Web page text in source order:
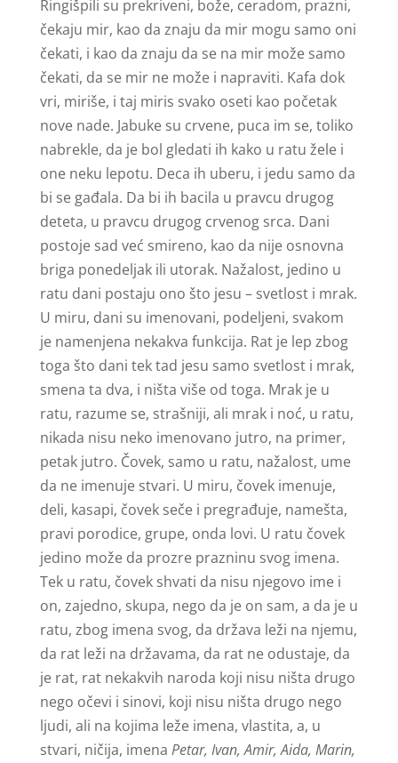
Ringišpili su prekriveni, bože, ceradom, prazni,
čekaju mir, kao da znaju da mir mogu samo oni
čekati, i kao da znaju da se na mir može samo
čekati, da se mir ne može i napraviti. Kafa dok
vri, miriše, i taj miris svako oseti kao početak
nove nade. Jabuke su crvene, puca im se, toliko
nabrekle, da je bol gledati ih kako u ratu žele i
one neku lepotu. Deca ih uberu, i jedu samo da
bi se gađala. Da bi ih bacila u pravcu drugog
deteta, u pravcu drugog crvenog srca. Dani
postoje sad već smireno, kao da nije osnovna
briga ponedeljak ili utorak. Nažalost, jedino u
ratu dani postaju ono što jesu – svetlost i mrak.
U miru, dani su imenovani, podeljeni, svakom
je namenjena nekakva funkcija. Rat je lep zbog
toga što dani tek tad jesu samo svetlost i mrak,
smena ta dva, i ništa više od toga. Mrak je u
ratu, razume se, strašniji, ali mrak i noć, u ratu,
nikada nisu neko imenovano jutro, na primer,
petak jutro. Čovek, samo u ratu, nažalost, ume
da ne imenuje stvari. U miru, čovek imenuje,
deli, kasapi, čovek seče i pregrađuje, namešta,
pravi porodice, grupe, onda lovi. U ratu čovek
jedino može da prozre prazninu svog imena.
Tek u ratu, čovek shvati da nisu njegovo ime i
on, zajedno, skupa, nego da je on sam, a da je u
ratu, zbog imena svog, da država leži na njemu,
da rat leži na državama, da rat ne odustaje, da
je rat, rat nekakvih naroda koji nisu ništa drugo
nego očevi i sinovi, koji nisu ništa drugo nego
ljudi, ali na kojima leže imena, vlastita, a, u
stvari, ničija, imena Petar, Ivan, Amir, Aida, Marin,